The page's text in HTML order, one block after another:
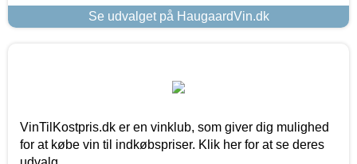
Se udvalget på HaugaardVin.dk
VinTilKostpris.dk er en vinklub, som giver dig mulighed
for at købe vin til indkøbspriser. Klik her for at se deres